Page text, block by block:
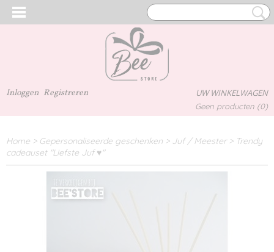
Inloggen Registreren UW WINKELWAGEN
Geen producten (0)
Home > Gepersonaliseerde geschenken > Juf / Meester> Trendy
cadeauset "Liefste Juf ♥"